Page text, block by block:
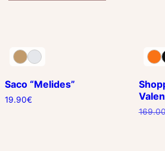
Saco “Melides”
19.90€